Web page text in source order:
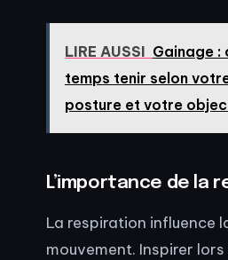
LIRE AUSSI Gainage :
temps tenir selon
posture et votre
L’importance de la
La respiration influence
mouvement. Inspirer